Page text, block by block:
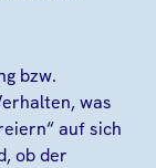
bzw.
was
auf sich
ob der